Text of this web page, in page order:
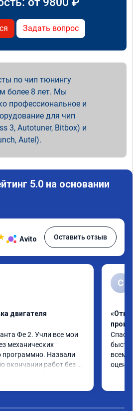
Задать вопрос
по чип тюнингу
более 8 лет. Мы
профессиональное и
для чип
3, Autotuner, Bitbox) и
Autel).
5.0 на основании
Avito Оставить отзыв
двигателя
Фе 2. Учли все мои
механических
программно. Назвали
окончании работ без
своего дела,
С
всем